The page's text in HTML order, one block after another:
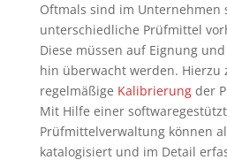
Oftmals sind im Unternehmen
unterschiedliche Prüfmittel
Diese müssen auf Eignung
hin überwacht werden. Hierzu
regelmäßige Kalibrierungder
Mit Hilfe einer
Prüfmittelverwaltung können
katalogisiert und im Detail